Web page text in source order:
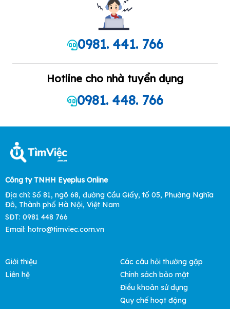
0981. 441. 766
Hotline cho nhà tuyển dụng
0981. 448. 766
Công ty TNHH Eyeplus Online
Địa chỉ: Số 81, ngõ 68, đường Cầu Giấy, tổ 05, Phường Nghĩa
Đô, Thành phố Hà Nội, Việt Nam
SĐT: 0981 448 766
Email: hotro@timviec.com.vn
Giới thiệu
Liên hệ
Các câu hỏi thường gặp
Chính sách bảo mật
Điều khoản sử dụng
Quy chế hoạt động